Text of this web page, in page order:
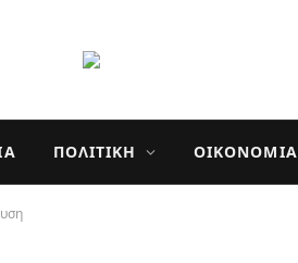
ΠΟΛΙΤΙΚΉ ΟΙΚΟΝΟΜΊΑ